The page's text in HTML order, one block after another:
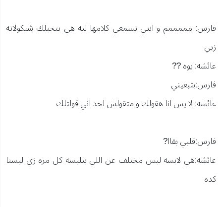
فارس: مممممم و انتي تسمعي كلامها ليه هي يتجبلك شيكولاته
زيي
عائشه:ايوه ??
فارس:بتبعيني
عائشه: لا يس انا هقولك و متقولش لحد اني قولتلك
فارس:قلبي بقاا?
عائشه:هي لابسه لبس مختلف عن اللي بتلبسه كل مره زي لبسنا
كده